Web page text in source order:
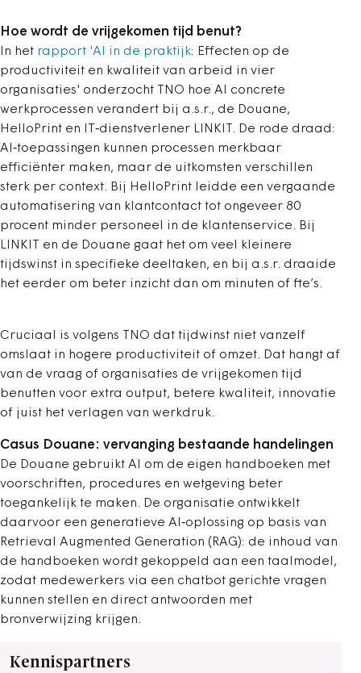
Hoe wordt de vrijgekomen tijd benut?
In het rapport 'AI in de praktijk: Effecten op de
productiviteit en kwaliteit van arbeid in vier
organisaties' onderzocht TNO hoe AI concrete
werkprocessen verandert bij a.s.r., de Douane,
HelloPrint en IT‑dienstverlener LINKIT. De rode draad:
AI‑toepassingen kunnen processen merkbaar
efficiënter maken, maar de uitkomsten verschillen
sterk per context. Bij HelloPrint leidde een vergaande
automatisering van klantcontact tot ongeveer 80
procent minder personeel in de klantenservice. Bij
LINKIT en de Douane gaat het om veel kleinere
tijdswinst in specifieke deeltaken, en bij a.s.r. draaide
het eerder om beter inzicht dan om minuten of fte’s.
Cruciaal is volgens TNO dat tijdwinst niet vanzelf
omslaat in hogere productiviteit of omzet. Dat hangt af
van de vraag of organisaties de vrijgekomen tijd
benutten voor extra output, betere kwaliteit, innovatie
of juist het verlagen van werkdruk.
Casus Douane: vervanging bestaande handelingen
De Douane gebruikt AI om de eigen handboeken met
voorschriften, procedures en wetgeving beter
toegankelijk te maken. De organisatie ontwikkelt
daarvoor een generatieve AI‑oplossing op basis van
Retrieval Augmented Generation (RAG): de inhoud van
de handboeken wordt gekoppeld aan een taalmodel,
zodat medewerkers via een chatbot gerichte vragen
kunnen stellen en direct antwoorden met
bronverwijzing krijgen.
Kennispartners